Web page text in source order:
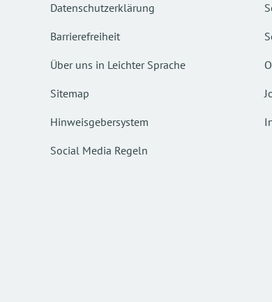
Datenschutzerklärung
Barrierefreiheit
Über uns in Leichter Sprache
Sitemap
Hinweisgebersystem
Social Media Regeln